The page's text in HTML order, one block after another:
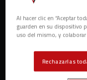
1 resultados
Al hacer clic en “Aceptar
guarden en su dispositivo
uso del mismo, y
Rechazarlas